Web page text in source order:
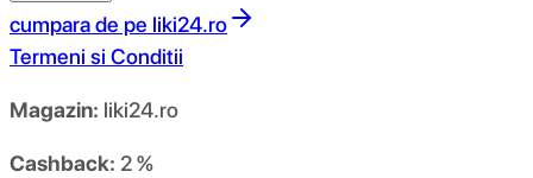
cumpara de pe liki24.ro
Termeni si Conditii
Magazin: liki24.ro
Cashback: 2 %